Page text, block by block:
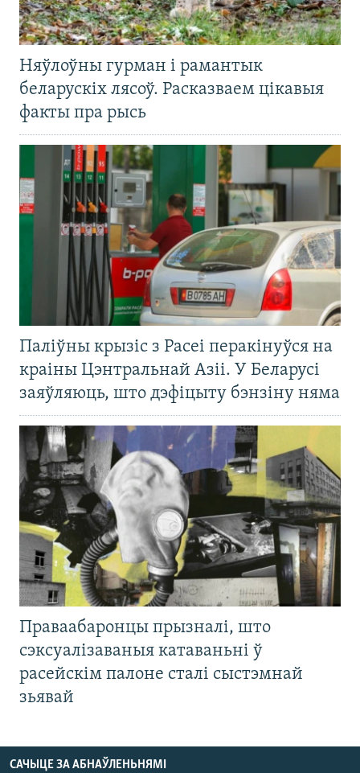
Няўлоўны гурман і рамантык
беларускіх лясоў. Расказваем цікавыя
факты пра рысь
Паліўны крызіс з Расеі перакінуўся на
краіны Цэнтральнай Азіі. У Беларусі
заяўляюць, што дэфіцыту бэнзіну няма
Праваабаронцы прызналі, што
сэксуалізаваныя катаваньні ў
расейскім палоне сталі сыстэмнай
зьявай
САЧЫЦЕ ЗА АБНАЎЛЕНЬНЯМІ